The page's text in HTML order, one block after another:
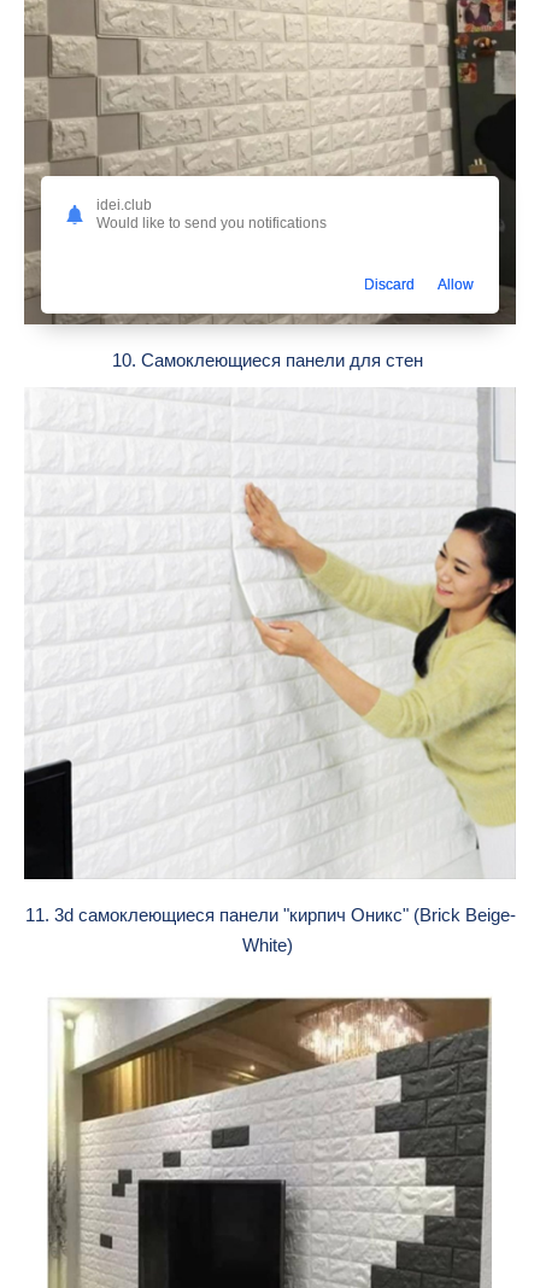
10. Самоклеющиеся панели для стен
11. 3d cамоклеющиеся панели "кирпич Оникс" (Brick Beige-
White)
idei.club
Would like to send you notifications
Discard Allow